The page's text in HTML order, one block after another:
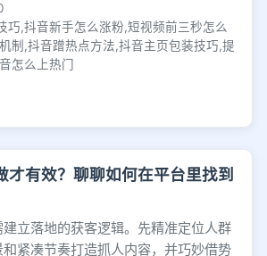
巧,抖音新手怎么涨粉,短视频前三秒怎么
制,抖音蹭热点方法,抖音主页包装技巧,提
怎么上热门
才有效？聊聊如何在平台里找到
立落地的获客逻辑。先精准定位人群
紧凑节奏打造抓人内容，并巧妙借势